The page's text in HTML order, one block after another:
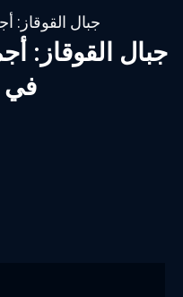
جبال القوقاز:
في